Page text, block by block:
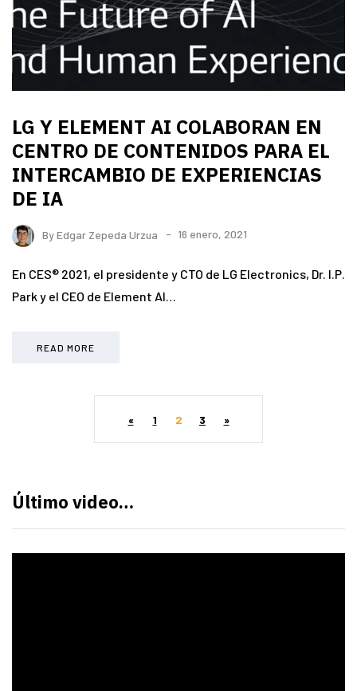
LG Y ELEMENT AI COLABORAN EN
CENTRO DE CONTENIDOS PARA EL
INTERCAMBIO DE EXPERIENCIAS
DE IA
ByEdgar Zepeda Urzua 16 enero, 2021
En CES® 2021, el presidente y CTO de LG Electronics, Dr. I.P.
Park y el CEO de Element AI…
READ MORE
« 1 2 3 »
Último video…